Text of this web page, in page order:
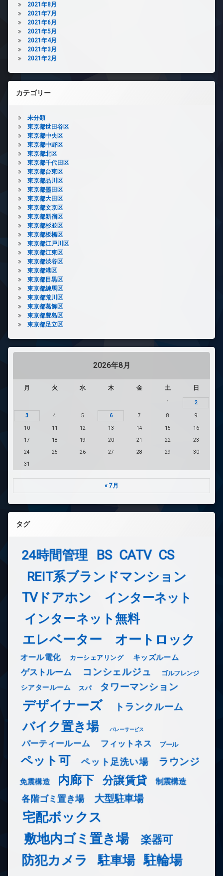
2021年8月
2021年7月
2021年6月
2021年5月
2021年4月
2021年3月
2021年2月
カテゴリー
未分類
東京都世田谷区
東京都中央区
東京都中野区
東京都北区
東京都千代田区
東京都台東区
東京都品川区
東京都墨田区
東京都大田区
東京都文京区
東京都新宿区
東京都杉並区
東京都板橋区
東京都江戸川区
東京都江東区
東京都渋谷区
東京都港区
東京都目黒区
東京都練馬区
東京都荒川区
東京都葛飾区
東京都豊島区
東京都足立区
2026年8月
月 火 水 木 金 土 日
1 2
3 4 5 6 7 8 9
10 11 12 13 14 15 16
17 18 19 20 21 22 23
24 25 26 27 28 29 30
31
« 7月
タグ
24時間管理 BS CATV CS
REIT系ブランドマンション
TVドアホン インターネット
インターネット無料
エレベーター オートロック
オール電化 カーシェアリング キッズルーム
ゲストルーム コンシェルジュ ゴルフレンジ
シアタールーム スパ タワーマンション
デザイナーズ トランクルーム
バイク置き場 バレーサービス
パーティールーム フィットネス プール
ペット可 ペット足洗い場 ラウンジ
免震構造 内廊下 分譲賃貸 制震構造
各階ゴミ置き場 大型駐車場
宅配ボックス
敷地内ゴミ置き場
楽器可
防犯カメラ 駐車場 駐輪場